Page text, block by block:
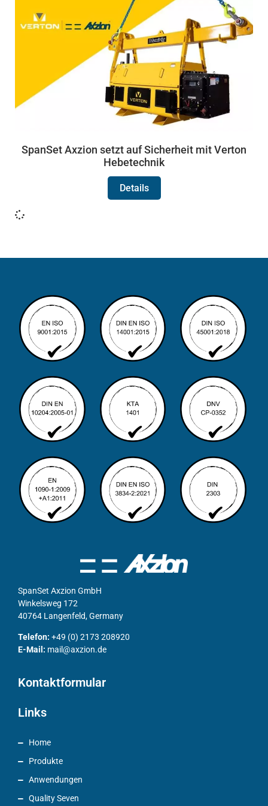
SpanSet Axzion setzt auf Sicherheit mit Verton
Hebetechnik
Details
SpanSet Axzion GmbH
Winkelsweg 172
40764 Langenfeld, Germany
Telefon: +49 (0) 2173 208920
E-Mail: mail@axzion.de
Kontaktformular
Links
Home
Produkte
Anwendungen
Quality Seven